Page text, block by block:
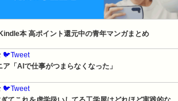
本 高ポイント還元中の青年マンガまとめ
🐦Tweet
ア「AIで仕事がつまらなくなった」
🐦Tweet